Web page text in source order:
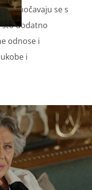
suočavaju se s
što dodatno
odnose i
i